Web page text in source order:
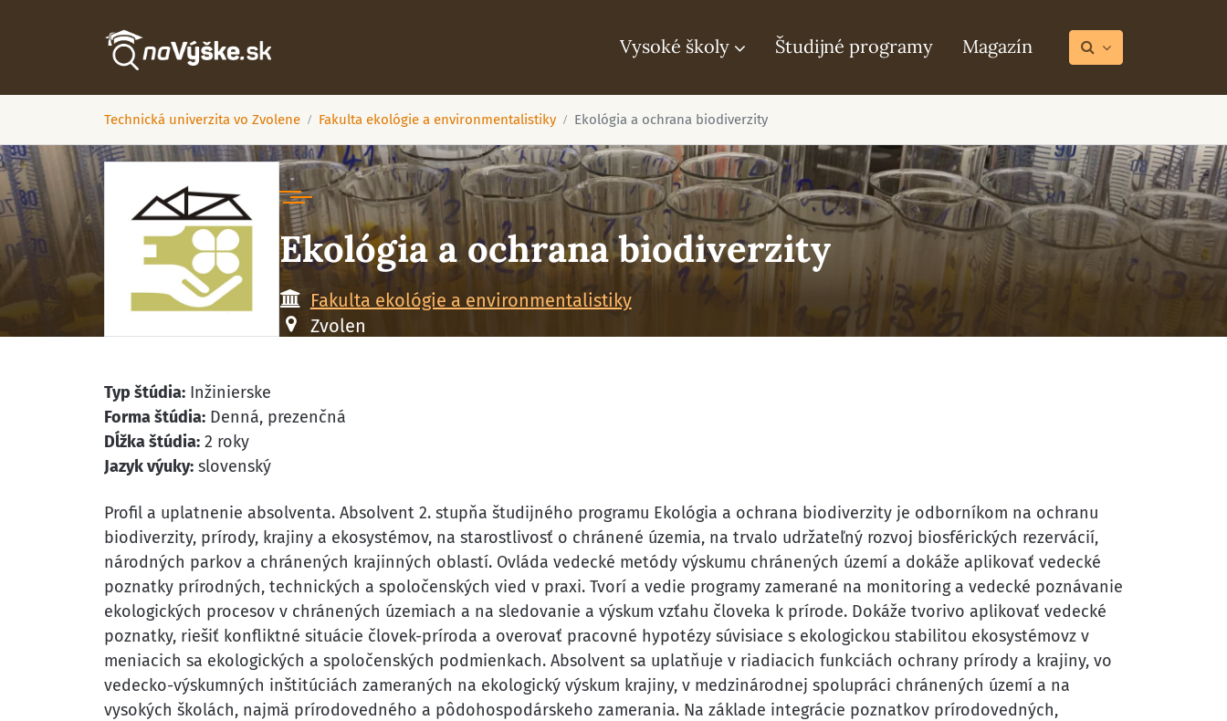
Vysoké školy Študijné programy Magazín
Technická univerzita vo Zvolene Fakulta ekológie a environmentalistiky Ekológia a ochrana biodiverzity
Ekológia a ochrana biodiverzity
Fakulta ekológie a environmentalistiky
Zvolen
Typ štúdia: Inžinierske
Forma štúdia: Denná, prezenčná
Dĺžka štúdia: 2 roky
Jazyk výuky: slovenský
Profil a uplatnenie absolventa. Absolvent 2. stupňa študijného programu Ekológia a ochrana biodiverzity je odborníkom na ochranu
biodiverzity, prírody, krajiny a ekosystémov, na starostlivosť o chránené územia, na trvalo udržateľný rozvoj biosférických rezervácií,
národných parkov a chránených krajinných oblastí. Ovláda vedecké metódy výskumu chránených území a dokáže aplikovať vedecké
poznatky prírodných, technických a spoločenských vied v praxi. Tvorí a vedie programy zamerané na monitoring a vedecké poznávanie
ekologických procesov v chránených územiach a na sledovanie a výskum vzťahu človeka k prírode. Dokáže tvorivo aplikovať vedecké
poznatky, riešiť konfliktné situácie človek-príroda a overovať pracovné hypotézy súvisiace s ekologickou stabilitou ekosystémovz v
meniacich sa ekologických a spoločenských podmienkach. Absolvent sa uplatňuje v riadiacich funkciách ochrany prírody a krajiny, vo
vedecko-výskumných inštitúciách zameraných na ekologický výskum krajiny, v medzinárodnej spolupráci chránených území a na
vysokých školách, najmä prírodovedného a pôdohospodárskeho zamerania. Na základe integrácie poznatkov prírodovedných,